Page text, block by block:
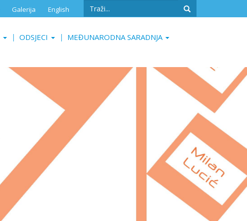
Galerija English
Search
ODSJECI MEĐUNARODNA SARADNJA